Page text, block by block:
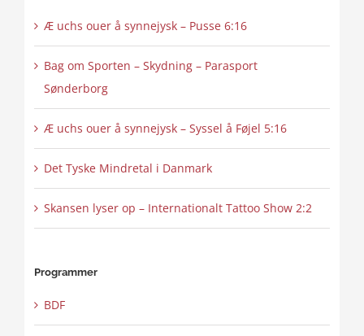
Æ uchs ouer å synnejysk – Pusse 6:16
Bag om Sporten – Skydning – Parasport
Sønderborg
Æ uchs ouer å synnejysk – Syssel å Føjel 5:16
Det Tyske Mindretal i Danmark
Skansen lyser op – Internationalt Tattoo Show 2:2
Programmer
BDF